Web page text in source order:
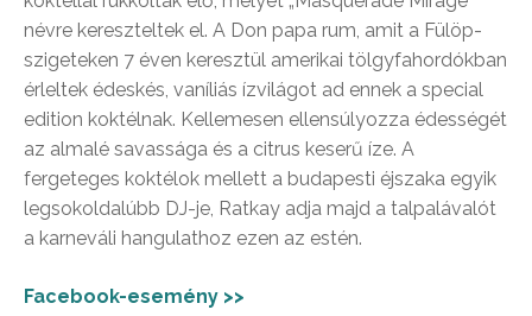
névre kereszteltek el. A Don papa rum, amit a Fülöp-
szigeteken 7 éven keresztül amerikai tölgyfahordókban
érleltek édeskés, vaníliás ízvilágot ad ennek a special
edition koktélnak. Kellemesen ellensúlyozza édességét
az almalé savassága és a citrus keserű íze. A
fergeteges koktélok mellett a budapesti éjszaka egyik
legsokoldalúbb DJ-je, Ratkay adja majd a talpalávalót
a karneváli hangulathoz ezen az estén.
Facebook-esemény >>